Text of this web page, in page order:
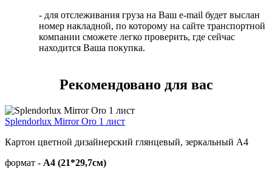
- для отслеживания груза на Ваш e-mail будет выслан
номер накладной, по которому на сайте транспортной
компании сможете легко проверить, где сейчас
находится Ваша покупка.
Рекомендовано для вас
Splendorlux Mirror Oro 1 лист
Картон цветной дизайнерский глянцевый, зеркальный А4
формат - А4 (21*29,7см)